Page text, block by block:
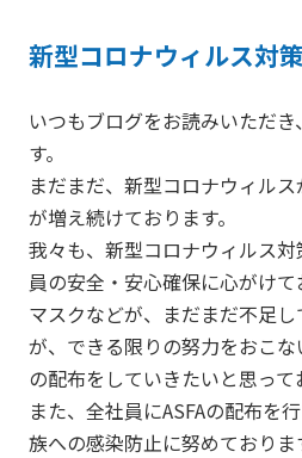
新型コロナウィルス対
いつもブログをお読みいただ
す。
まだまだ、新型コロナウィル
が増え続けております。
我々も、新型コロナウィルス
員の安全・安心確保に心がけて
マスクなどが、まだまだ不足
が、できる限りの努力をおこ
の配布をしていきたいと思って
また、全社員にASFAの配布を
族への感染防止に努めておりま